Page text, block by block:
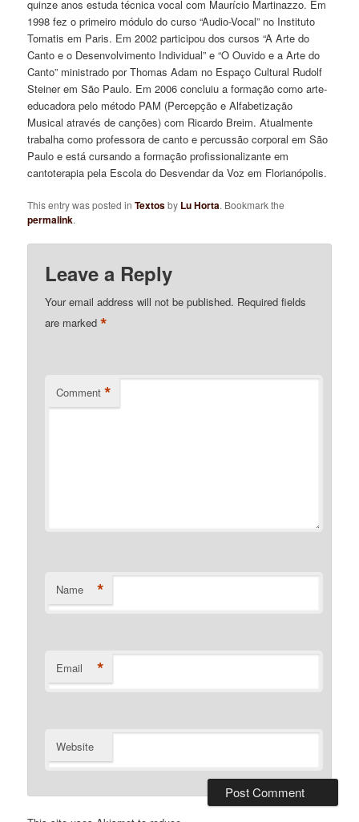
quinze anos estuda técnica vocal com Maurício Martinazzo. Em
1998 fez o primeiro módulo do curso “Audio-Vocal” no Instituto
Tomatis em Paris. Em 2002 participou dos cursos “A Arte do
Canto e o Desenvolvimento Individual” e “O Ouvido e a Arte do
Canto” ministrado por Thomas Adam no Espaço Cultural Rudolf
Steiner em São Paulo. Em 2006 concluiu a formação como arte-
educadora pelo método PAM (Percepção e Alfabetização
Musical através de canções) com Ricardo Breim. Atualmente
trabalha como professora de canto e percussão corporal em São
Paulo e está cursando a formação profissionalizante em
cantoterapia pela Escola do Desvendar da Voz em Florianópolis.
This entry was posted inTextosby Lu Horta. Bookmark the
permalink.
Leave a Reply
Your email address will not be published. Required fields
are marked*
Comment *
Name *
Email *
Website